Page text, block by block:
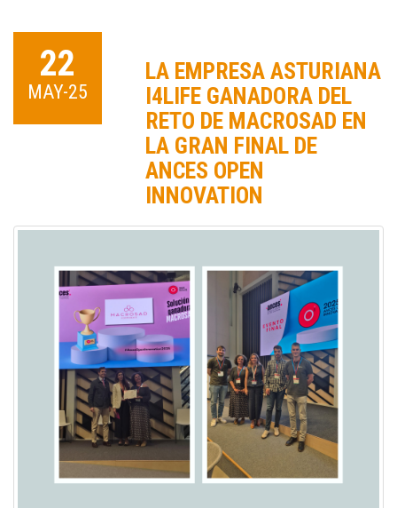
22
MAY-25
LA EMPRESA ASTURIANA
I4LIFE GANADORA DEL
RETO DE MACROSAD EN
LA GRAN FINAL DE
ANCES OPEN
INNOVATION